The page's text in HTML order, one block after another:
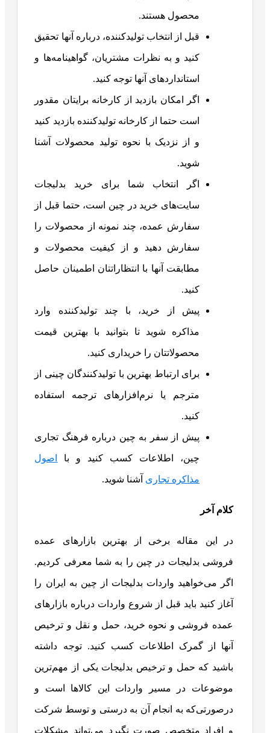
محصول هستند.
قبل از انتخاب تولیدکننده، درباره آنها تحقیق
کنید و به نظرات مشتریان، گواهینامه‌ها و
استانداردهای آنها توجه کنید.
اگر امکان بازدید از کارخانه برایتان مقدور
است حتما از کارخانه تولیدکننده بازدید کنید
و از نزدیک با نحوه تولید محصولات آشنا
شوید.
اگر انتخاب شما برای خرید بدلیجات
سایت‌های خرید در چین است، حتما قبل از
سفارش عمده، چند نمونه از محصولات را
سفارش دهید و از کیفیت محصولات و
مطابقت آنها با انتظاراتتان اطمینان حاصل
کنید.
پیش از خرید، با چند تولیدکننده وارد
مذاکره شوید تا بتوانید با بهترین قیمت
محصولاتتان را خریداری کنید.
برای ارتباط بهترین با تولیدکنندگان چینی از
مترجم یا نرم‌افزارهای ترجمه استفاده
کنید.
پیش از سفر به چین درباره فرهنگ تجاری
چین، اطلاعات کسب کنید و با اصول
مذاکره تجاری آشنا شوید.
کلام آخر
در این مقاله برخی از بهترین بازارهای عمده
فروشی بدلیجات در چین را به شما معرفی کردیم.
اگر می‌خواهید واردات بدلیجات از چین به ایران را
آغاز کنید باید قبل از شروع واردات درباره بازارهای
عمده فروشی و نحوه خرید، حمل و نقل و ترخیص
آنها از گمرک اطلاعات کسب کنید. توجه داشته
باشید که حمل و ترخیص بدلیجات یکی از مهم‌ترین
موضوعات در مسیر واردات این کالاها است و
درصورتی‌که به انجام آن به درستی و توسط شرکت
و افراد متخصص صورت نگیرد می‌تواند مشکلات